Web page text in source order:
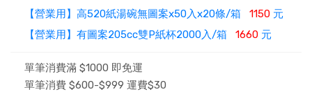
【營業用】高520紙湯碗無圖案x50入x20條/箱 1150 元
【營業用】有圖案205cc雙P紙杯2000入/箱 1660 元
單筆消費滿 $1000 即免運
單筆消費 $600-$999 運費$30